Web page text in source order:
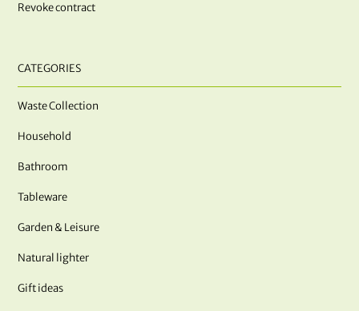
Revoke contract
CATEGORIES
Waste Collection
Household
Bathroom
Tableware
Garden & Leisure
Natural lighter
Gift ideas